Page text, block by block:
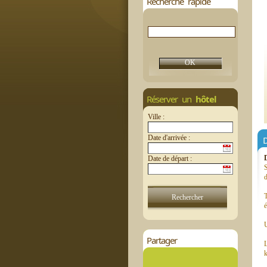
Réserver un hôtel
Ville :
Date d'arrivée :
Date de départ :
Partager